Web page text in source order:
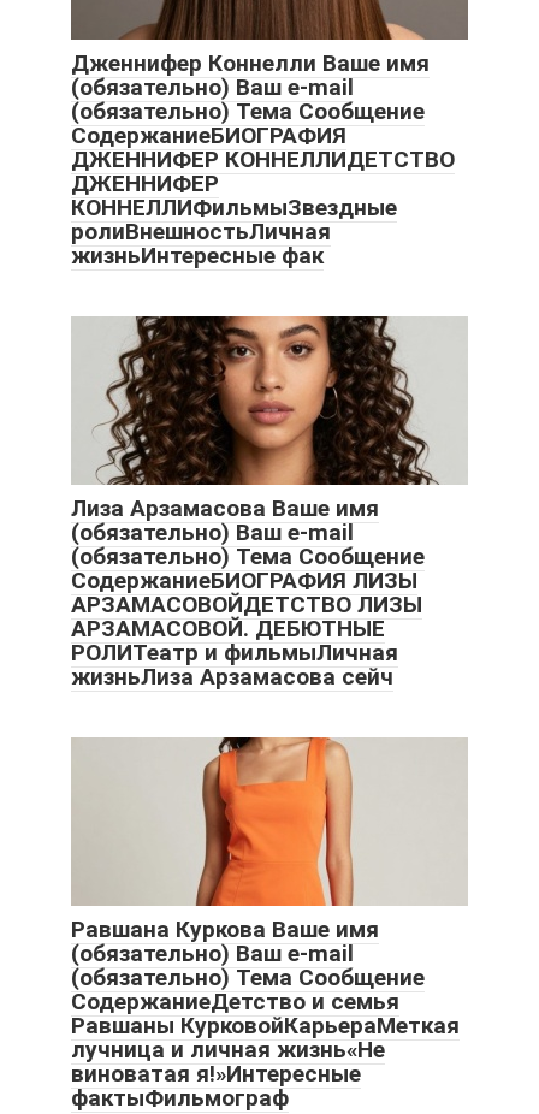
Дженнифер Коннелли Ваше имя
(обязательно) Ваш e-mail
(обязательно) Тема Сообщение
СодержаниеБИОГРАФИЯ
ДЖЕННИФЕР КОННЕЛЛИДЕТСТВО
ДЖЕННИФЕР
КОННЕЛЛИФильмыЗвездные
ролиВнешностьЛичная
жизньИнтересныe фак
Лиза Арзамасова Ваше имя
(обязательно) Ваш e-mail
(обязательно) Тема Сообщение
СодержаниеБИОГРАФИЯ ЛИЗЫ
АРЗАМАСОВОЙДЕТСТВО ЛИЗЫ
АРЗАМАСОВОЙ. ДЕБЮТНЫЕ
РОЛИТеатр и фильмыЛичная
жизньЛиза Арзамасова сейч
Равшана Куркова Ваше имя
(обязательно) Ваш e-mail
(обязательно) Тема Сообщение
СодержаниеДетство и семья
Равшаны КурковойКарьераМеткая
лучница и личная жизнь«Не
виноватая я!»Интересные
фактыФильмограф